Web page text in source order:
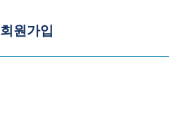
회원가입